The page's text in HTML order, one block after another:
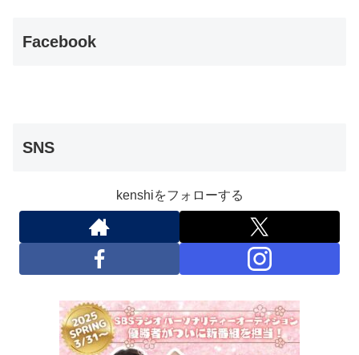
Facebook
SNS
kenshiをフォローする